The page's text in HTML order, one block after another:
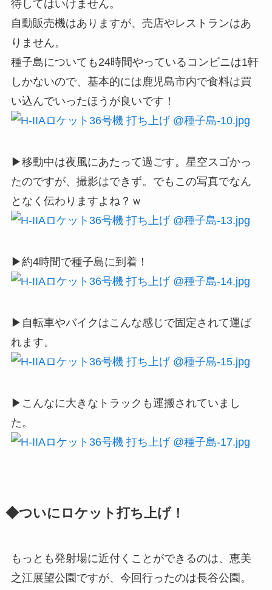
待してはいけません。
自動販売機はありますが、売店やレストランはあ
りません。
種子島についても24時間やっているコンビニは1軒
しかないので、基本的には鹿児島市内で食料は買
い込んでいったほうが良いです！
▶移動中は夜風にあたって過ごす。星空スゴかっ
たのですが、撮影はできず。でもこの写真でなん
となく伝わりますよね？ｗ
▶約4時間で種子島に到着！
▶自転車やバイクはこんな感じで固定されて運ば
れます。
▶こんなに大きなトラックも運搬されていまし
た。
◆ついにロケット打ち上げ！
もっとも発射場に近付くことができるのは、恵美
之江展望公園ですが、今回行ったのは長谷公園。